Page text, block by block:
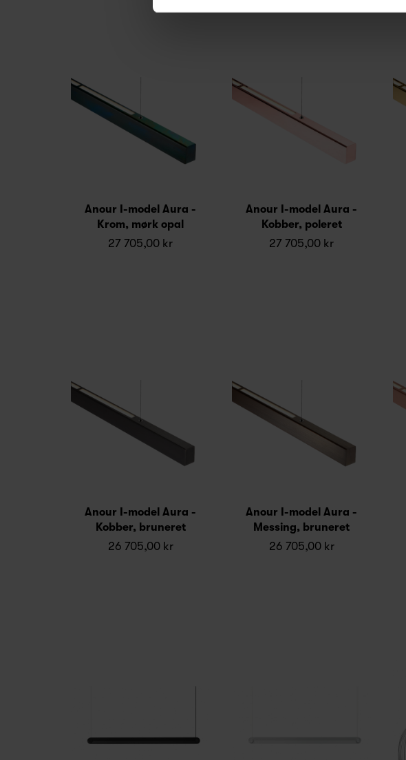
Anour I-model Aura -
Krom, mørk opal
27 705,00 kr
Anour I-model Aura -
Kobber, poleret
27 705,00 kr
Anour I-model Aura -
Kobber, bruneret
26 705,00 kr
Anour I-model Aura -
Messing, bruneret
26 705,00 kr